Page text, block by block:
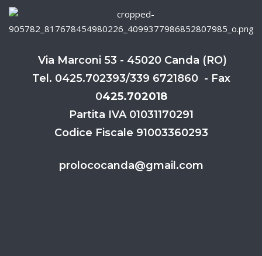
Via Marconi 53 - 45020 Canda (RO)
Tel. 0425.702393/339 6721860 - Fax
0425.702018
Partita IVA 01031170291
Codice Fiscale 91003360293
prolococanda@gmail.com